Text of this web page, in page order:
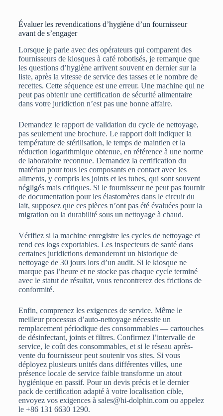
Évaluer les revendications d’hygiène d’un fournisseur
avant de s’engager
Lorsque je parle avec des opérateurs qui comparent des
fournisseurs de kiosques à café robotisés, je remarque que
les questions d’hygiène arrivent souvent en dernier sur la
liste, après la vitesse de service des tasses et le nombre de
recettes. Cette séquence est une erreur. Une machine qui ne
peut pas obtenir une certification de sécurité alimentaire
dans votre juridiction n’est pas une bonne affaire.
Demandez le rapport de validation du cycle de nettoyage,
pas seulement une brochure. Le rapport doit indiquer la
température de stérilisation, le temps de maintien et la
réduction logarithmique obtenue, en référence à une norme
de laboratoire reconnue. Demandez la certification du
matériau pour tous les composants en contact avec les
aliments, y compris les joints et les tubes, qui sont souvent
négligés mais critiques. Si le fournisseur ne peut pas fournir
de documentation pour les élastomères dans le circuit du
lait, supposez que ces pièces n’ont pas été évaluées pour la
migration ou la durabilité sous un nettoyage à chaud.
Vérifiez si la machine enregistre les cycles de nettoyage et
rend ces logs exportables. Les inspecteurs de santé dans
certaines juridictions demanderont un historique de
nettoyage de 30 jours lors d’un audit. Si le kiosque ne
marque pas l’heure et ne stocke pas chaque cycle terminé
avec le statut de résultat, vous rencontrerez des frictions de
conformité.
Enfin, comprenez les exigences de service. Même le
meilleur processus d’auto-nettoyage nécessite un
remplacement périodique des consommables — cartouches
de désinfectant, joints et filtres. Confirmez l’intervalle de
service, le coût des consommables, et si le réseau après-
vente du fournisseur peut soutenir vos sites. Si vous
déployez plusieurs unités dans différentes villes, une
présence locale de service faible transforme un atout
hygiénique en passif. Pour un devis précis et le dernier
pack de certification adapté à votre localisation cible,
envoyez vos exigences à sales@hi-dolphin.com ou appelez
le +86 131 6630 1290.